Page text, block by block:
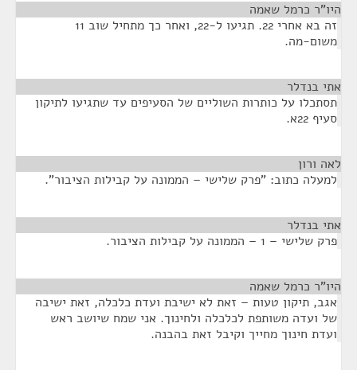
היו"ר כרמל שאמה
זה בא אחרי 22. תגיעו ל-22, ואחר כך מתחיל שוב 11
משום-מה.
אתי בנדלר
תסתכלו על כותרות השוליים של הסעיפים עד שתגיעו לתיקון
סעיף 22א.
לאה ורון
למעלה כתוב: "פרק שלישי – הממונה על קבילות הציבור".
אתי בנדלר
פרק שלישי – 1 – הממונה על קבילות הציבור.
היו"ר כרמל שאמה
אגב, תיקון טעות – זאת לא ישיבת ועדת כלכלה, זאת ישיבה
של ועדה משותפת לכלכלה ולחינוך. אני שמח שיושב ראש
ועדת חינוך מחייך וקיבל זאת בהבנה.